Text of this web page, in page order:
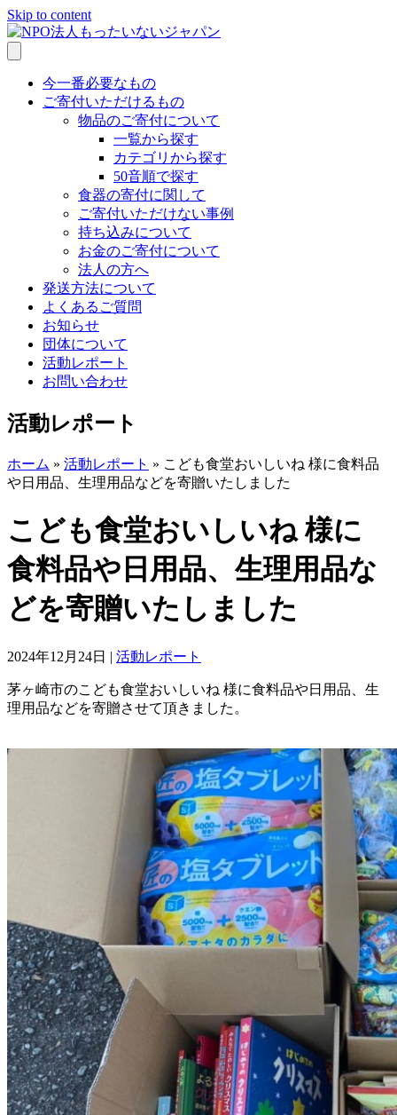
Skip to content
今一番必要なもの
ご寄付いただけるもの
物品のご寄付について
一覧から探す
カテゴリから探す
50音順で探す
食器の寄付に関して
ご寄付いただけない事例
持ち込みについて
お金のご寄付について
法人の方へ
発送方法について
よくあるご質問
お知らせ
団体について
活動レポート
お問い合わせ
活動レポート
ホーム » 活動レポート » こども食堂おいしいね 様に食料品
や日用品、生理用品などを寄贈いたしました
こども食堂おいしいね 様に
食料品や日用品、生理用品な
どを寄贈いたしました
2024年12月24日 | 活動レポート
茅ヶ崎市のこども食堂おいしいね 様に食料品や日用品、生
理用品などを寄贈させて頂きました。